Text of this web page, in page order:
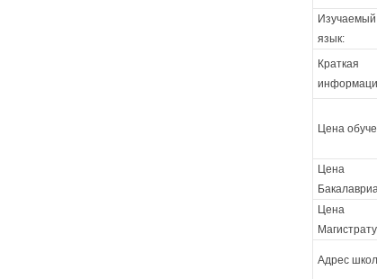
Изучаемый
язык:
Краткая
Цена
Цена
Цена
Адрес